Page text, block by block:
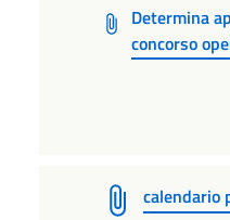
Determina
concorso
calendario